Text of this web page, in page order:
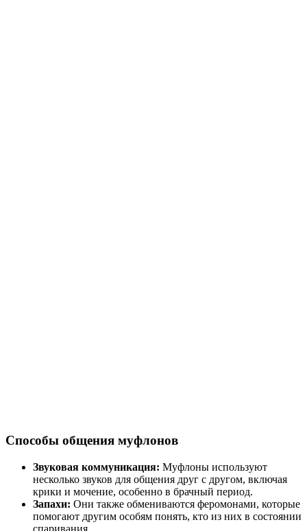
Способы общения муфлонов
Звуковая коммуникация: Муфлоны используют
несколько звуков для общения друг с другом, включая
крики и мочение, особенно в брачный период.
Запахи: Они также обмениваются феромонами, которые
помогают другим особям понять, кто из них в состоянии